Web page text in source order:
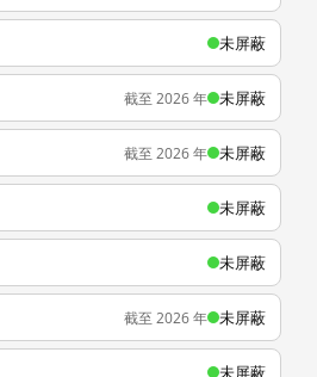
未屏蔽
截至 2026 年 未屏蔽
截至 2026 年 未屏蔽
未屏蔽
未屏蔽
截至 2026 年 未屏蔽
未屏蔽